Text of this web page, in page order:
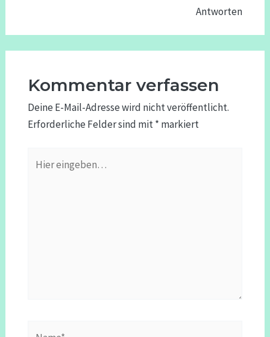
Antworten
Kommentar verfassen
Deine E-Mail-Adresse wird nicht veröffentlicht.
Erforderliche Felder sind mit* markiert
eingeben…